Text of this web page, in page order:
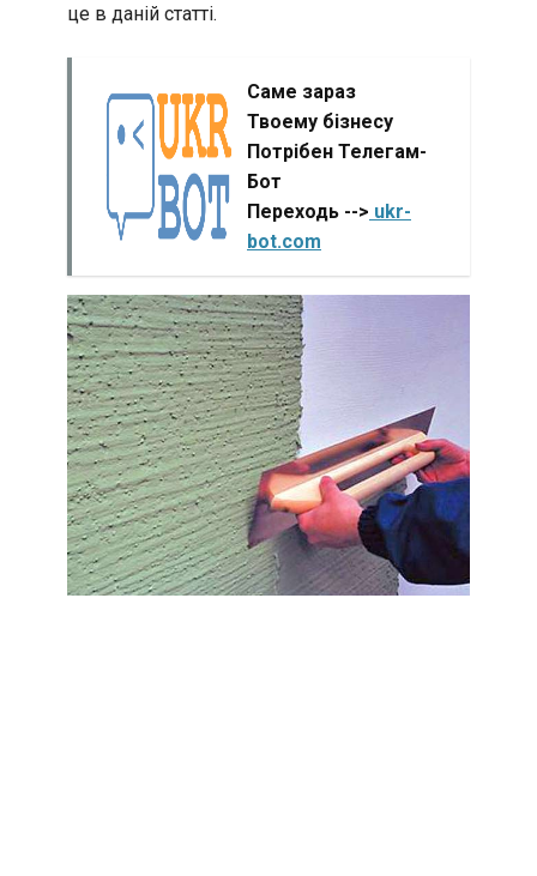
це в даній статті.
Саме зараз
Твоему бізнесу
Потрібен Телегам-
Бот
Переходь --> ukr-
bot.com